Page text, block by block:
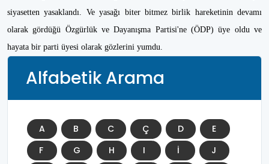
siyasetten yasaklandı. Ve yasağı biter bitmez birlik hareketinin devamı
olarak gördüğü Özgürlük ve Dayanışma Partisi'ne (ÖDP) üye oldu ve
hayata bir parti üyesi olarak gözlerini yumdu.
Alfabetik Arama
A B C Ç D
E
F
G H I İ
J